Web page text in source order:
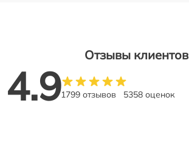
Отзывы клиентов
4.91799 отзывов 5358 оценок